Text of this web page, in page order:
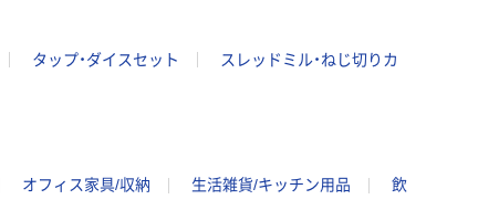
タップ・ダイスセット
スレッドミル・ねじ切りカ
オフィス家具/収納 生活雑貨/キッチン用品
飲